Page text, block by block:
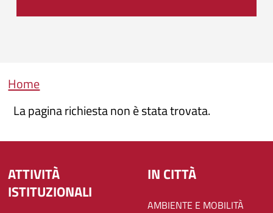
Briciole di pane
Home
La pagina richiesta non è stata trovata.
ATTIVITÀ
ISTITUZIONALI
IN CITTÀ
AMBIENTE E MOBILITÀ